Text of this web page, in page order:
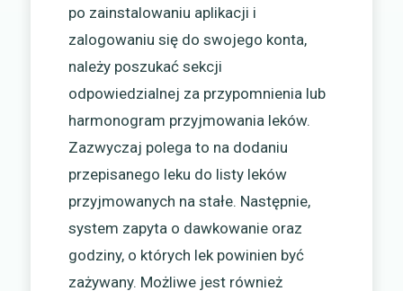
po zainstalowaniu aplikacji i
zalogowaniu się do swojego konta,
należy poszukać sekcji
odpowiedzialnej za przypomnienia lub
harmonogram przyjmowania leków.
Zazwyczaj polega to na dodaniu
przepisanego leku do listy leków
przyjmowanych na stałe. Następnie,
system zapyta o dawkowanie oraz
godziny, o których lek powinien być
zażywany. Możliwe jest również